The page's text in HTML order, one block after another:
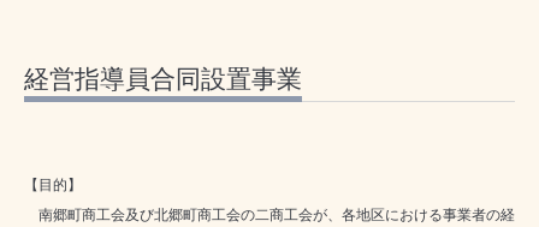
経営指導員合同設置事業
【目的】
南郷町商工会及び北郷町商工会の二商工会が、各地区における事業者の経